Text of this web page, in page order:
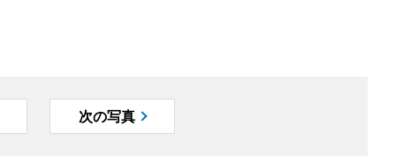
次の写真